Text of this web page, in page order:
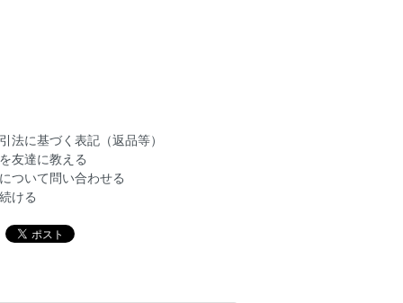
法に基づく表記（返品等）
友達に教える
ついて問い合わせる
ける